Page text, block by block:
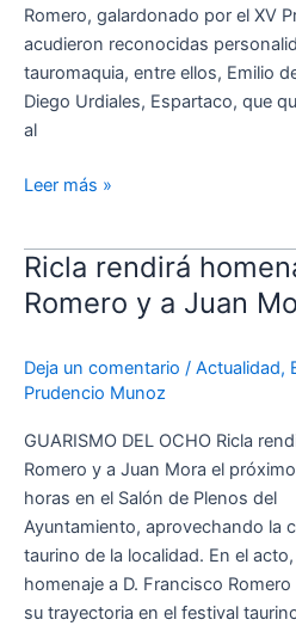
Romero, galardonado por el XV
acudieron reconocidas
tauromaquia, entre ellos, Emilio
Diego Urdiales, Espartaco, que
al
Leer más »
Ricla rendirá
Romero y a Juan
Deja un comentario / Actualidad,
Prudencio Munoz
GUARISMO DEL OCHO Ricla
Romero y a Juan Mora el
horas en el Salón de Plenos del
Ayuntamiento, aprovechando la
taurino de la localidad. En el
homenaje a D. Francisco Romero
su trayectoria en el festival
Ricla rendirá
homenaje
a
Romero y
a Juan
Mora